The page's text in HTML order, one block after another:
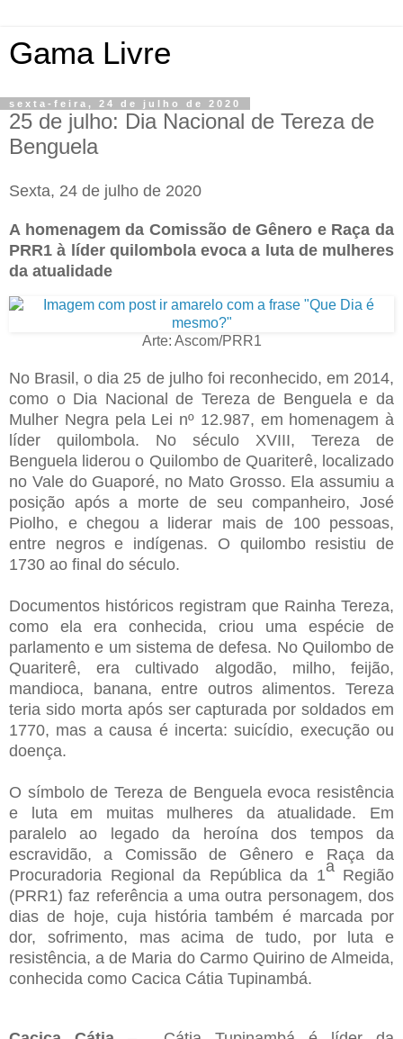
Gama Livre
sexta-feira, 24 de julho de 2020
25 de julho: Dia Nacional de Tereza de
Benguela
Sexta, 24 de julho de 2020
A homenagem da Comissão de Gênero e Raça da
PRR1 à líder quilombola evoca a luta de mulheres
da atualidade
Arte: Ascom/PRR1
No Brasil, o dia 25 de julho foi reconhecido, em 2014,
como o Dia Nacional de Tereza de Benguela e da
Mulher Negra pela Lei nº 12.987, em homenagem à
líder quilombola. No século XVIII, Tereza de
Benguela liderou o Quilombo de Quariterê, localizado
no Vale do Guaporé, no Mato Grosso. Ela assumiu a
posição após a morte de seu companheiro, José
Piolho, e chegou a liderar mais de 100 pessoas,
entre negros e indígenas. O quilombo resistiu de
1730 ao final do século.
Documentos históricos registram que Rainha Tereza,
como ela era conhecida, criou uma espécie de
parlamento e um sistema de defesa. No Quilombo de
Quariterê, era cultivado algodão, milho, feijão,
mandioca, banana, entre outros alimentos. Tereza
teria sido morta após ser capturada por soldados em
1770, mas a causa é incerta: suicídio, execução ou
doença.
O símbolo de Tereza de Benguela evoca resistência
e luta em muitas mulheres da atualidade. Em
paralelo ao legado da heroína dos tempos da
escravidão, a Comissão de Gênero e Raça da
Procuradoria Regional da República da 1aRegião
(PRR1) faz referência a uma outra personagem, dos
dias de hoje, cuja história também é marcada por
dor, sofrimento, mas acima de tudo, por luta e
resistência, a de Maria do Carmo Quirino de Almeida,
conhecida como Cacica Cátia Tupinambá.